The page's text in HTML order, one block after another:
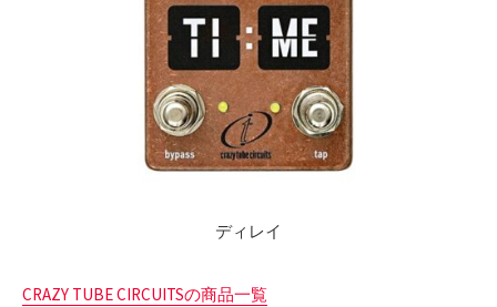
ディレイ
CRAZY TUBE CIRCUITSの商品一覧